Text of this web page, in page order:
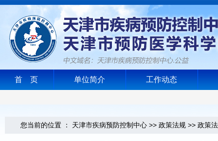
首 页 单位简介 工作动态
您当前的位置 ： 天津市疾病预防控制中心 >> 政策法规 >> 政策